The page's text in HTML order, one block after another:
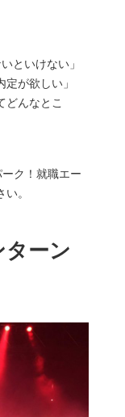
といけない」
が欲しい」
どんなとこ
ク！就職エー
。
ーン